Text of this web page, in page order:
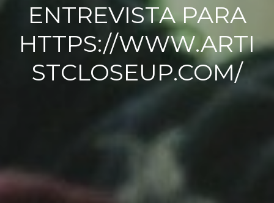
ENTREVISTA PARA
HTTPS://WWW.ARTI
STCLOSEUP.COM/